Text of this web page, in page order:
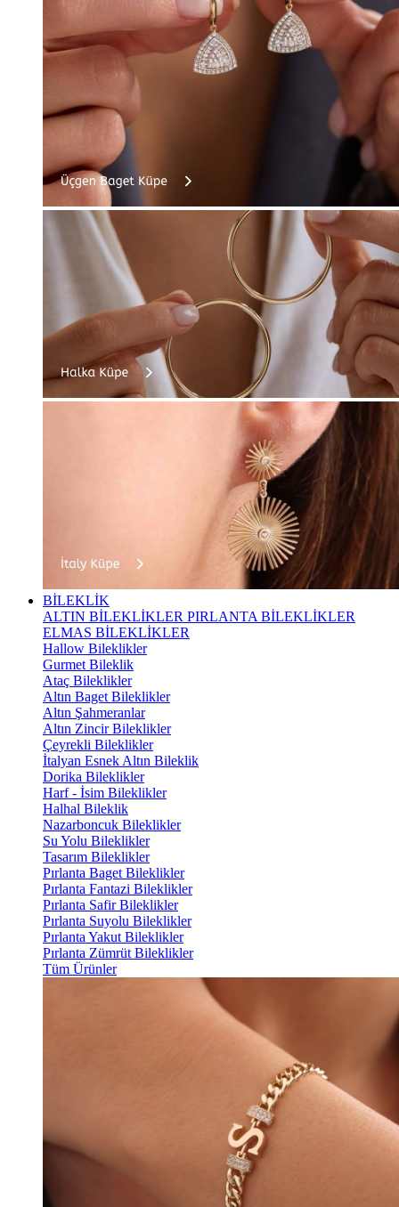
BİLEKLİK
ALTIN BİLEKLİKLER PIRLANTA BİLEKLİKLER
ELMAS BİLEKLİKLER
Hallow Bileklikler
Gurmet Bileklik
Ataç Bileklikler
Altın Baget Bileklikler
Altın Şahmeranlar
Altın Zincir Bileklikler
Çeyrekli Bileklikler
İtalyan Esnek Altın Bileklik
Dorika Bileklikler
Harf - İsim Bileklikler
Halhal Bileklik
Nazarboncuk Bileklikler
Su Yolu Bileklikler
Tasarım Bileklikler
Pırlanta Baget Bileklikler
Pırlanta Fantazi Bileklikler
Pırlanta Safir Bileklikler
Pırlanta Suyolu Bileklikler
Pırlanta Yakut Bileklikler
Pırlanta Zümrüt Bileklikler
Tüm Ürünler